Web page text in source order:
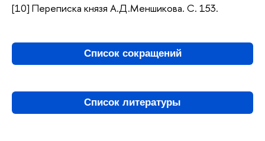
[10] Переписка князя А.Д.Меншикова. С. 153.
Список сокращений
Список литературы